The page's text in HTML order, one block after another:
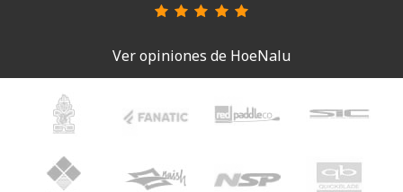
Ver opiniones de HoeNalu